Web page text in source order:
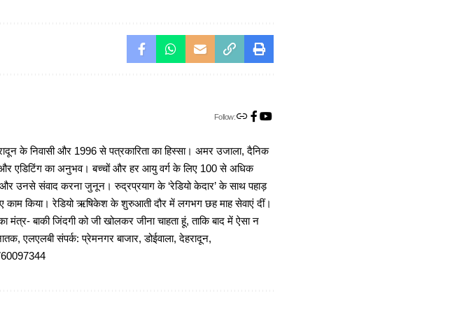
Follow:
के निवासी और 1996 से पत्रकारिता का हिस्सा। अमर उजाला, दैनिक
और एडिटिंग का अनुभव। बच्चों और हर आयु वर्ग के लिए 100 से अधिक
उनसे संवाद करना जुनून। रुद्रप्रयाग के ‘रेडियो केदार’ के साथ पहाड़
काम किया। रेडियो ऋषिकेश के शुरुआती दौर में लगभग छह माह सेवाएं दीं।
बाकी जिंदगी को जी खोलकर जीना चाहता हूं, ताकि बाद में ऐसा न
एलएलबी संपर्क: प्रेमनगर बाजार, डोईवाला, देहरादून,